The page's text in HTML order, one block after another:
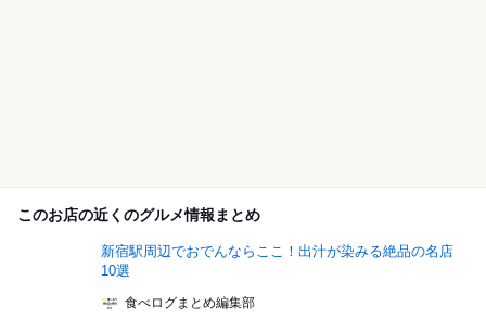
このお店の近くのグルメ情報まとめ
新宿駅周辺でおでんならここ！出汁が染みる絶品の名店
10選
食べログまとめ編集部